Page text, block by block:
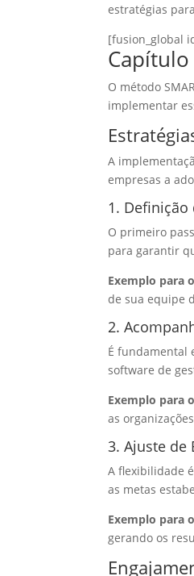
estratégias
[fusion_global
O método
implementar
A
empresas a
1. Definição
O primeiro
para garantir
Exemplo para
de sua equipe
2.
É fundamental
software de
Exemplo para
as
3. Ajuste de
A flexibilidade
as metas
Exemplo para
gerando os